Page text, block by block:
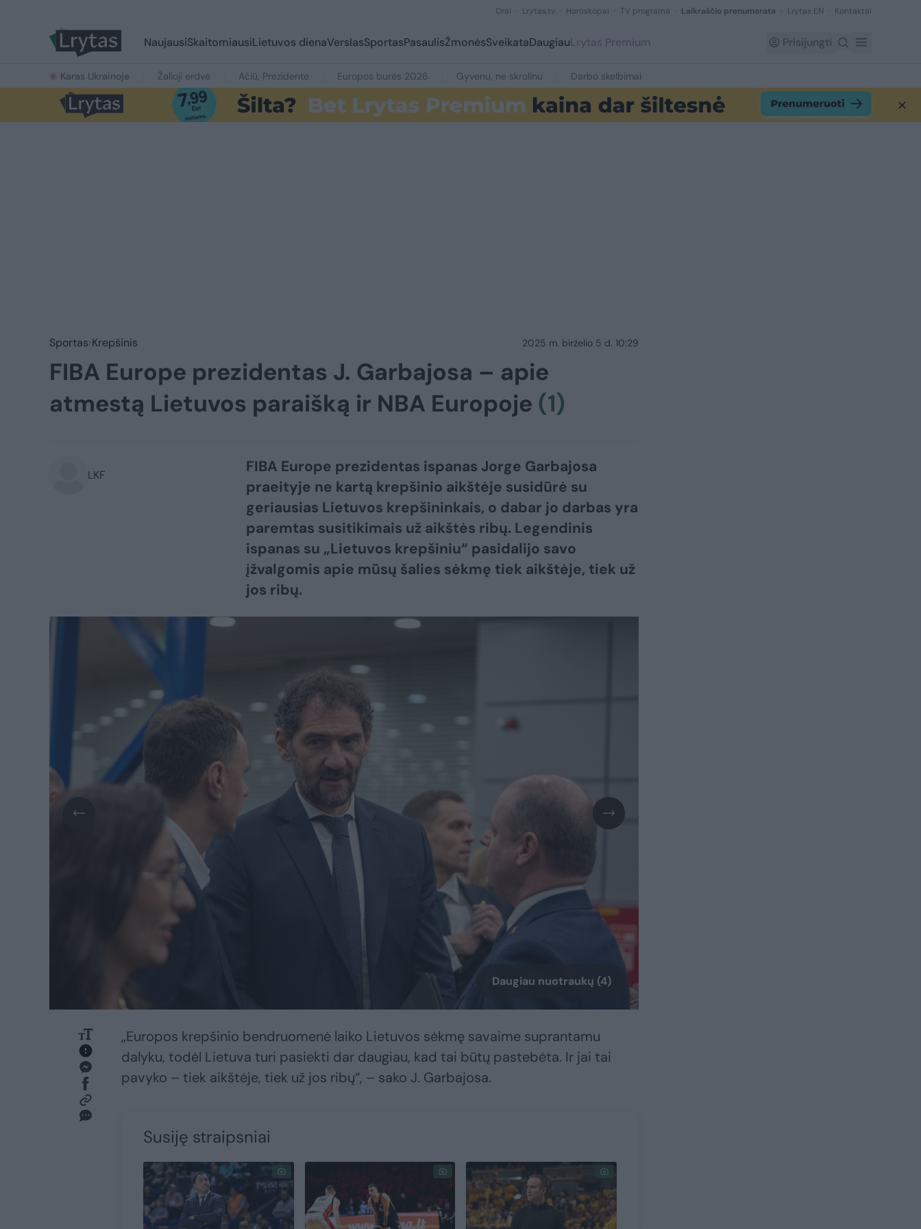
Orai Lrytas.tv Horoskopai TV programa Laikraščio prenumerata Lrytas EN Kontaktai
NaujausiSkaitomiausiLietuvos dienaVerslasSportasPasaulisŽmonėsSveikataDaugiauLrytas Premium Prisijungti
Karas Ukrainoje Žalioji erdvė Ačiū, Prezidente Europos burės 2026 Gyvenu, ne skrolinu Darbo skelbimai
Sportas Krepšinis 2025 m. birželio 5 d. 10:29
FIBA Europe prezidentas J. Garbajosa – apie
atmestą Lietuvos paraišką ir NBA Europoje (1)
LKF
FIBA Europe prezidentas ispanas Jorge Garbajosa
praeityje ne kartą krepšinio aikštėje susidūrė su
geriausias Lietuvos krepšininkais, o dabar jo darbas yra
paremtas susitikimais už aikštės ribų. Legendinis
ispanas su „Lietuvos krepšiniu“ pasidalijo savo
įžvalgomis apie mūsų šalies sėkmę tiek aikštėje, tiek už
jos ribų.
Daugiau nuotraukų (4)
„Europos krepšinio bendruomenė laiko Lietuvos sėkmę savaime suprantamu
dalyku, todėl Lietuva turi pasiekti dar daugiau, kad tai būtų pastebėta. Ir jai tai
pavyko – tiek aikštėje, tiek už jos ribų“, – sako J. Garbajosa.
Susiję straipsniai